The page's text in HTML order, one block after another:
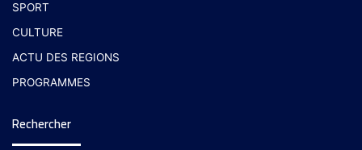
SPORT
CULTURE
ACTU DES REGIONS
PROGRAMMES
Rechercher